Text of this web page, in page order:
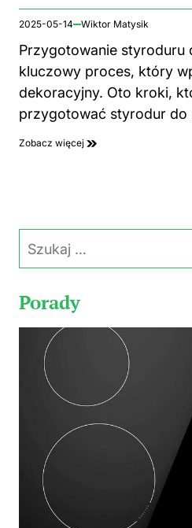
2025-05-14 Wiktor Matysik
Przygotowanie styroduru
kluczowy proces, który
dekoracyjny. Oto kroki,
przygotować styrodur do
Zobacz więcej
Szukaj:
Porady